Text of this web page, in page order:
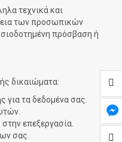
τεχνικά και
των προσωπικών
πρόσβαση ή
δικαιώματα:
για τα δεδομένα σας.
επεξεργασία.
σας.